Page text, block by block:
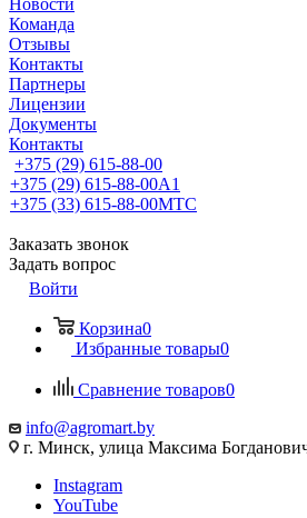
Новости
Команда
Отзывы
Контакты
Партнеры
Лицензии
Документы
Контакты
+375 (29) 615-88-00
+375 (29) 615-88-00A1
+375 (33) 615-88-00МТС
Заказать звонок
Задать вопрос
Войти
Корзина0
Избранные товары0
Сравнение товаров0
info@agromart.by
г. Минск, улица Максима
Instagram
YouTube